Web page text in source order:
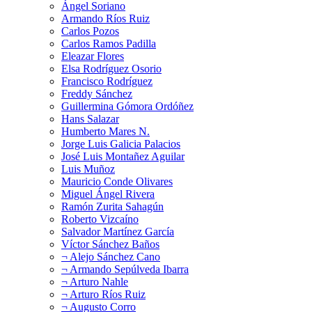
Ángel Soriano
Armando Ríos Ruiz
Carlos Pozos
Carlos Ramos Padilla
Eleazar Flores
Elsa Rodríguez Osorio
Francisco Rodríguez
Freddy Sánchez
Guillermina Gómora Ordóñez
Hans Salazar
Humberto Mares N.
Jorge Luis Galicia Palacios
José Luis Montañez Aguilar
Luis Muñoz
Mauricio Conde Olivares
Miguel Ángel Rivera
Ramón Zurita Sahagún
Roberto Vizcaíno
Salvador Martínez García
Víctor Sánchez Baños
¬ Alejo Sánchez Cano
¬ Armando Sepúlveda Ibarra
¬ Arturo Nahle
¬ Arturo Ríos Ruiz
¬ Augusto Corro